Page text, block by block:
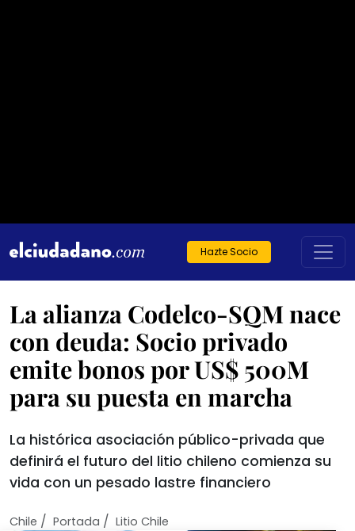
Hazte Socio
La alianza Codelco-SQM nace
con deuda: Socio privado
emite bonos por US$ 500M
para su puesta en marcha
La histórica asociación público-privada que
definirá el futuro del litio chileno comienza su
vida con un pesado lastre financiero
Chile / Portada / Litio Chile